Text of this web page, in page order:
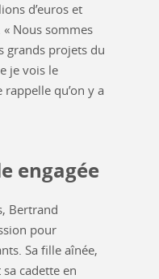
d’euros et
Nous sommes
grands projets du
je vois le
qu’on y a
engagée
Bertrand
pour
Sa fille aînée,
cadette en